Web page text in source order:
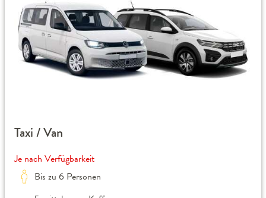
Taxi / Van
Je nach Verfügbarkeit
Bis zu 6 Personen